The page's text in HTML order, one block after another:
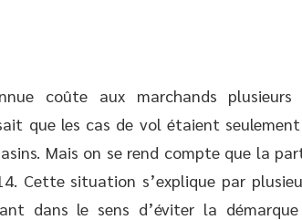
coûte aux marchands
que les cas de vol étaient
Mais on se rend compte que la
Cette situation s’explique par
dans le sens d’éviter la